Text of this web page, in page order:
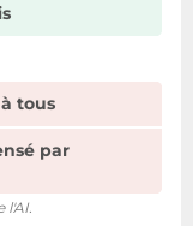
tous
par
l'AI.